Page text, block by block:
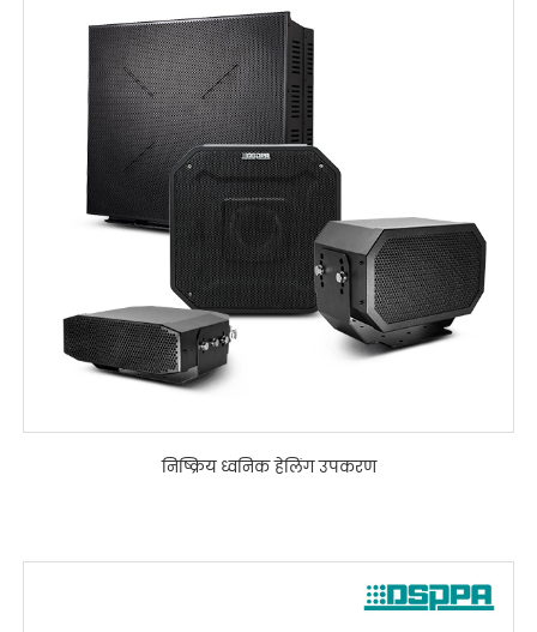
निष्क्रिय ध्वनिक हेलिंग उपकरण